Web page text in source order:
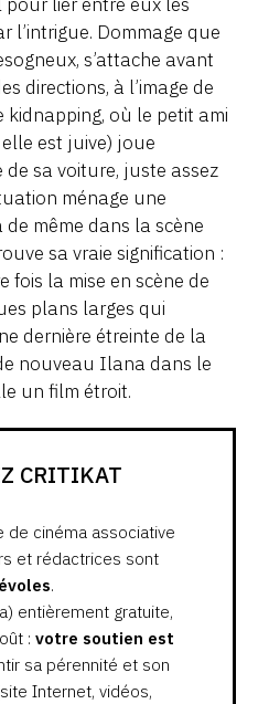
l’intrigue. Dommage que
s’attache avant
directions, à l’image de
kidnapping, où le petit ami
est juive) joue
de sa voiture, juste assez
ménage une
même dans la scène
sa vraie signification :
fois la mise en scène de
plans larges qui
dernière étreinte de la
nouveau Ilana dans le
un film étroit.
CRITIKAT
de cinéma associative
et rédactrices sont
.
entièrement gratuite,
: votre soutien est
sa pérennité et son
Internet, vidéos,